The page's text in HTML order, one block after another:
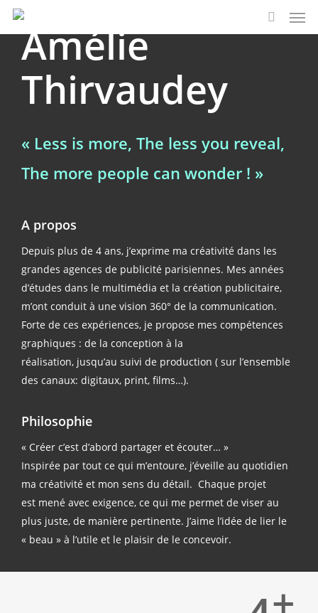
Skip
content
search
Amélie
Thirvaudey
« Less is more, The less you reveal,
The more people can wonder ! »
A propos
Depuis plus de 4 ans, j’exprime ma créativité dans les
grandesagencesde publicité parisiennes. Mes années
d’études dans le multimédia et la création publicitaire,
m’ont conduit à une vision 360° de la communication.
Forte de ces expériences, je propose mes compétences
graphiques :de la conception à la
réalisation, jusqu’au suivi de production ( sur l’ensemble
des canaux: digitaux, print, films…).
Philosophie
« Créer c’est d’abord partager et écouter… »
Inspirée par tout ce qui m’entoure, j’éveilleau quotidien
ma créativitéet mon sens du détail. Chaque projet
est mené avec exigence, ce qui me permet de viser au
plus juste, de manière pertinente. J’aime l’idée de lier le
« beau » à l’utile et le plaisir de le concevoir.